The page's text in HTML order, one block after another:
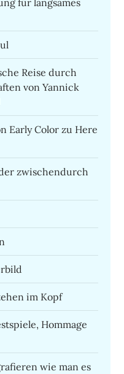
für langsames
Reise durch
von Yannick
Early Color zu Here
zwischendurch
im Kopf
Hommage
wie man es